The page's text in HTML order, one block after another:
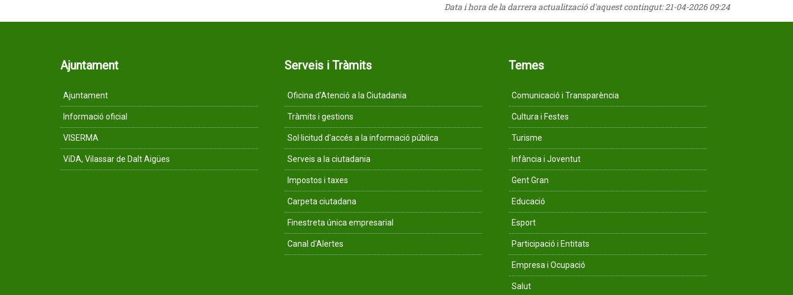
Data i hora de la darrera actualització d'aquest contingut:21-04-2026 09:24
Ajuntament
Ajuntament
Informació oficial
VISERMA
ViDA, Vilassar de Dalt Aigües
Serveis i Tràmits
Oficina d'Atenció a la Ciutadania
Tràmits i gestions
Sol·licitud d'accés a la informació pública
Serveis a la ciutadania
Impostos i taxes
Carpeta ciutadana
Finestreta única empresarial
Canal d'Alertes
Temes
Comunicació i Transparència
Cultura i Festes
Turisme
Infància i Joventut
Gent Gran
Educació
Esport
Participació i Entitats
Empresa i Ocupació
Salut